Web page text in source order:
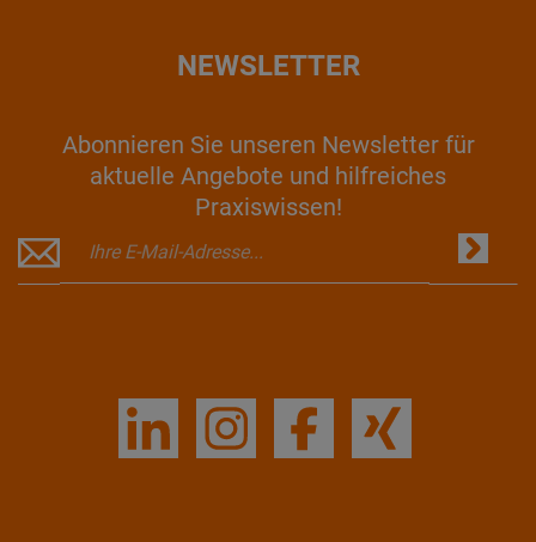
NEWSLETTER
Abonnieren Sie unseren Newsletter für
aktuelle Angebote und hilfreiches
Praxiswissen!